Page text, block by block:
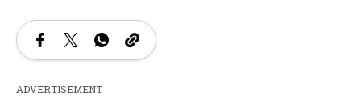
ADVERTISEMENT